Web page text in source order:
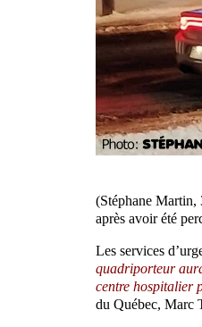
(Stéphane Martin,
après avoir été
Les services
quadriporteur
centre hospitalier
du Québec, Marc